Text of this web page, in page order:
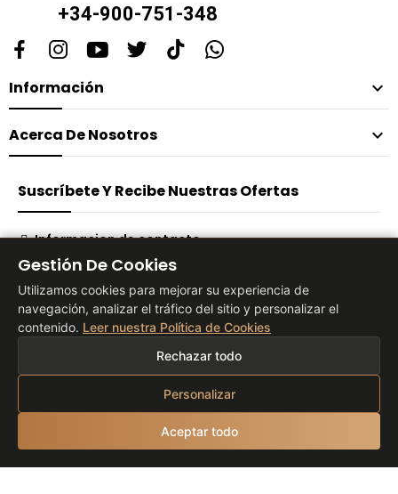
+34-900-751-348
Información 
Acerca De Nosotros 
Suscríbete Y Recibe Nuestras Ofertas
Informacion de contacto
® 2026 Vita Tienda Europa Co, S.L
Gestión De Cookies
Utilizamos cookies para mejorar su experiencia de
navegación, analizar el tráfico del sitio y personalizar el
contenido. Leer nuestra Política de Cookies
Rechazar todo
Personalizar
Aceptar todo